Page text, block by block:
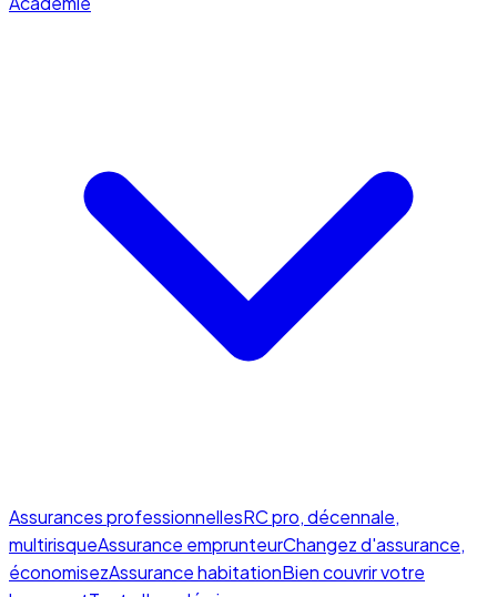
Assurances professionnellesRC pro, décennale,
multirisqueAssurance emprunteurChangez d'assurance,
économisezAssurance habitationBien couvrir votre